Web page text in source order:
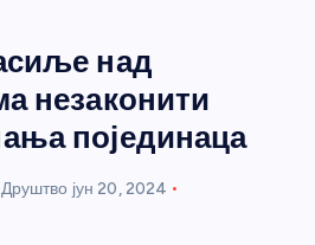
и портал
над
незаконити
појединаца
Друштво јун 20, 2024